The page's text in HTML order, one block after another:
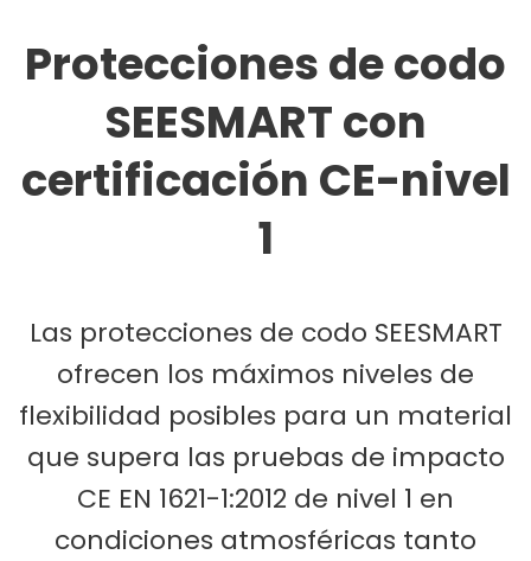
Protecciones de codo
SEESMART con
certificación CE-nivel
1
Las protecciones de codo SEESMART
ofrecen los máximos niveles de
flexibilidad posibles para un material
que supera las pruebas de impacto
CE EN 1621-1:2012 de nivel 1 en
condiciones atmosféricas tanto